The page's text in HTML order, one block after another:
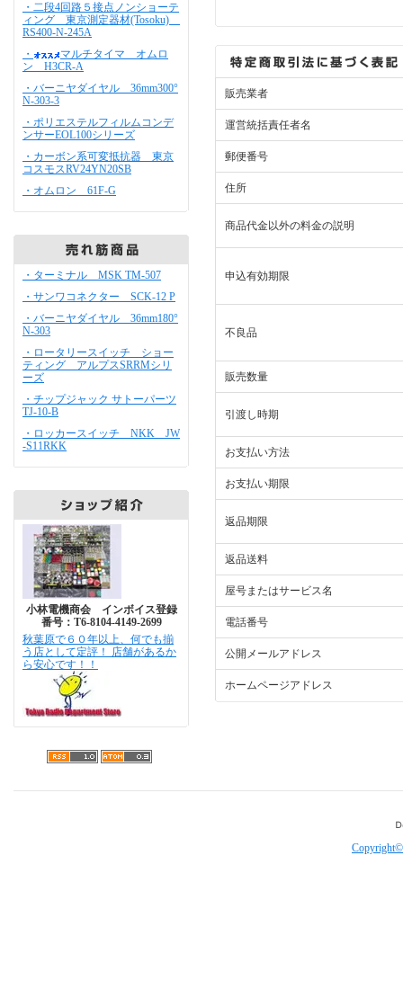
・二段4回路５接点ノンショーテ
ィング 東京測定器材(Tosoku)
RS400-N-245A
・
マルチタイマ オムロ
ン H3CR-A
・バーニヤダイヤル 36mm300°
N-303-3
・ポリエステルフィルムコンデ
ンサーEOL100シリーズ
・カーボン系可変抵抗器 東京
コスモスRV24YN20SB
・オムロン 61F-G
・ターミナル MSK TM-507
・サンワコネクター SCK-12 P
・バーニヤダイヤル 36mm180°
N-303
・ロータリースイッチ ショー
ティング アルプスSRRMシリ
ーズ
・チップジャック サトーパーツ
TJ-10-B
・ロッカースイッチ NKK JW
-S11RKK
小林電機商会 インボイス登録
番号：T6-8104-4149-2699
秋葉原で６０年以上、何でも揃
う店として定評！ 店舗があるか
ら安心です！！
販売業者
運営統括責任者名
郵便番号
住所
商品代金以外の料金の説明
申込有効期限
不良品
販売数量
引渡し時期
お支払い方法
お支払い期限
返品期限
返品送料
屋号またはサービス名
電話番号
公開メールアドレス
ホームページアドレス
Copyright©